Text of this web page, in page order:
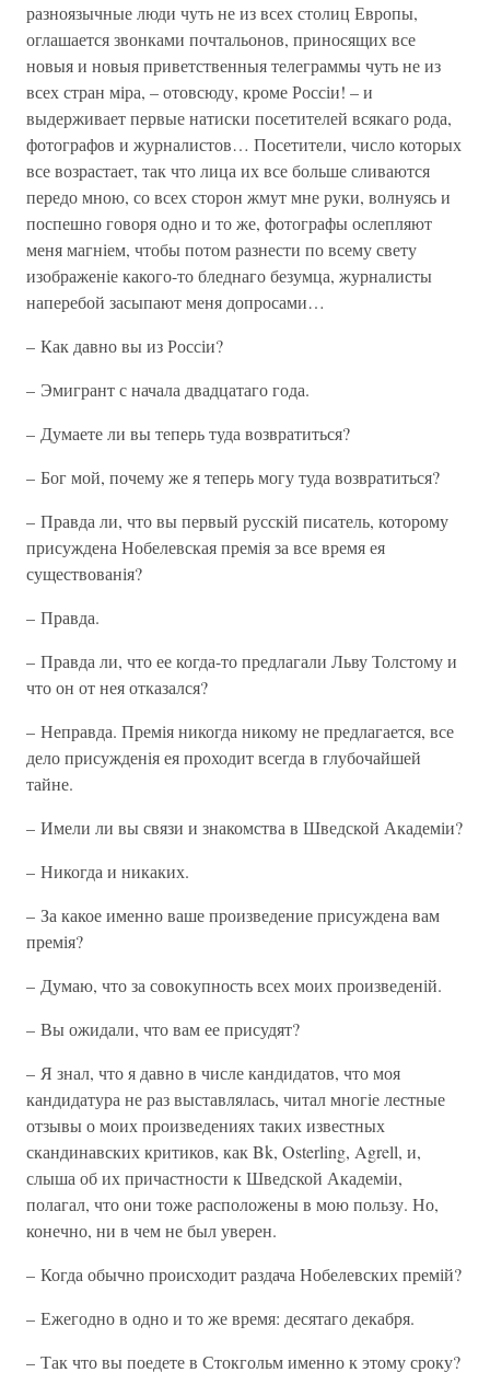
разноязычные люди чуть не из всех столиц Европы,
оглашается звонками почтальонов, приносящих все
новыя и новыя приветственныя телеграммы чуть не из
всех стран міра, – отовсюду, кроме Россіи! – и
выдерживает первые натиски посетителей всякаго рода,
фотографов и журналистов… Посетители, число которых
все возрастает, так что лица их все больше сливаются
передо мною, со всех сторон жмут мне руки, волнуясь и
поспешно говоря одно и то же, фотографы ослепляют
меня магніем, чтобы потом разнести по всему свету
изображеніе какого-то бледнаго безумца, журналисты
наперебой засыпают меня допросами…
– Как давно вы из Россіи?
– Эмигрант с начала двадцатаго года.
– Думаете ли вы теперь туда возвратиться?
– Бог мой, почему же я теперь могу туда возвратиться?
– Правда ли, что вы первый русскій писатель, которому
присуждена Нобелевская премія за все время ея
существованія?
– Правда.
– Правда ли, что ее когда-то предлагали Льву Толстому и
что он от нея отказался?
– Неправда. Премія никогда никому не предлагается, все
дело присужденія ея проходит всегда в глубочайшей
тайне.
– Имели ли вы связи и знакомства в Шведской Академіи?
– Никогда и никаких.
– За какое именно ваше произведение присуждена вам
премія?
– Думаю, что за совокупность всех моих произведеній.
– Вы ожидали, что вам ее присудят?
– Я знал, что я давно в числе кандидатов, что моя
кандидатура не раз выставлялась, читал многіе лестные
отзывы о моих произведениях таких известных
скандинавских критиков, как Bk, Osterling, Agrell, и,
слыша об их причастности к Шведской Академіи,
полагал, что они тоже расположены в мою пользу. Но,
конечно, ни в чем не был уверен.
– Когда обычно происходит раздача Нобелевских премій?
– Ежегодно в одно и то же время: десятаго декабря.
– Так что вы поедете в Стокгольм именно к этому сроку?